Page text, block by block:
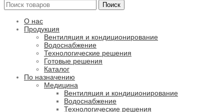
Поиск
О нас
Продукция
Вентиляция и кондиционирование
Водоснабжение
Технологические решения
Готовые решения
Каталог
По назначению
Медицина
Вентиляция и кондиционирование
Водоснабжение
Технологические решения